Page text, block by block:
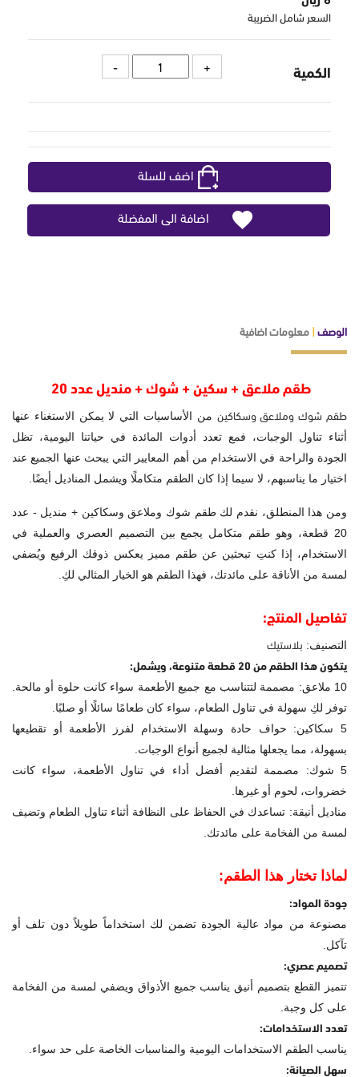
السعر شامل الضريبة
الكمية
اضف للسلة
اضافة الى المفضلة
الوصف|معلومات اضافية
طقم ملاعق + سكين + شوك + منديل عدد 20
طقم شوك وملاعق وسكاكين من الأساسيات التي لا يمكن الاستغناء عنها
أثناء تناول الوجبات، فمع تعدد أدوات المائدة في حياتنا اليومية، تظل
الجودة والراحة في الاستخدام من أهم المعايير التي يبحث عنها الجميع عند
اختيار ما يناسبهم، لا سيما إذا كان الطقم متكاملًا ويشمل المناديل أيضًا.
ومن هذا المنطلق، نقدم لك طقم شوك وملاعق وسكاكين + منديل - عدد
20 قطعة، وهو طقم متكامل يجمع بين التصميم العصري والعملية في
الاستخدام، إذا كنتِ تبحثين عن طقم مميز يعكس ذوقك الرفيع ويُضفي
لمسة من الأناقة على مائدتك، فهذا الطقم هو الخيار المثالي لكِ.
تفاصيل المنتج:
التصنيف: بلاستيك
يتكون هذا الطقم من 20 قطعة متنوعة، ويشمل:
10 ملاعق: مصممة لتتناسب مع جميع الأطعمة سواء كانت حلوة أو مالحة.
توفر لكِ سهولة في تناول الطعام، سواء كان طعامًا سائلًا أو صلبًا.
5 سكاكين: حواف حادة وسهلة الاستخدام لفرز الأطعمة أو تقطيعها
بسهولة، مما يجعلها مثالية لجميع أنواع الوجبات.
5 شوك: مصممة لتقديم أفضل أداء في تناول الأطعمة، سواء كانت
خضروات، لحوم أو غيرها.
مناديل أنيقة: تساعدك في الحفاظ على النظافة أثناء تناول الطعام وتضيف
لمسة من الفخامة على مائدتك.
لماذا تختار هذا الطقم:
جودة المواد:
مصنوعة من مواد عالية الجودة تضمن لك استخداماً طويلاً دون تلف أو
تآكل.
تصميم عصري:
تتميز القطع بتصميم أنيق يناسب جميع الأذواق ويضفي لمسة من الفخامة
على كل وجبة.
تعدد الاستخدامات:
يناسب الطقم الاستخدامات اليومية والمناسبات الخاصة على حد سواء.
سهل الصيانة: